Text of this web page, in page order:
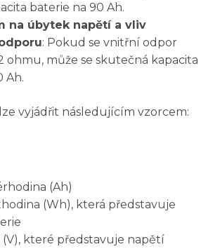
baterie na 90 Ah.
na úbytek napětí a vliv
: Pokud se vnitřní odpor
ohmu, může se skutečná kapacita
Ah.
vyjádřit následujícím vzorcem:
(Ah)
(Wh), která představuje
které představuje napětí